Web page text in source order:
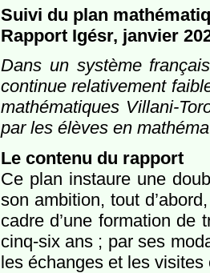
Suivi du plan
Rapport Igésr, janvier
Dans un système
continue relativement
mathématiques Villani-
par les élèves en
Le contenu du rapport
Ce plan instaure une
son ambition, tout
cadre d’une formation de
cinq-six ans ; par ses
les échanges et les